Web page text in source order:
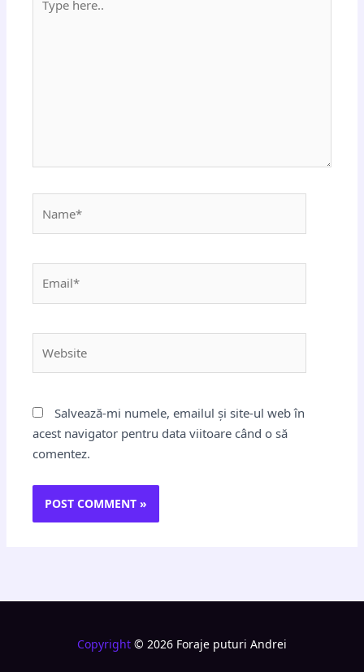
here..
Salvează-mi numele, emailul și site-ul web în
acest navigator pentru data viitoare când o să
comentez.
Copyright © 2026 Foraje puturi Andrei